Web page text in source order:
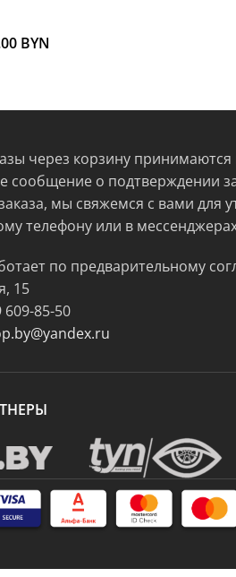
BYN
через корзину принимаются
сообщение о подтверждении
мы свяжемся с вами для
телефону или в
по предварительному
15
609-85-50